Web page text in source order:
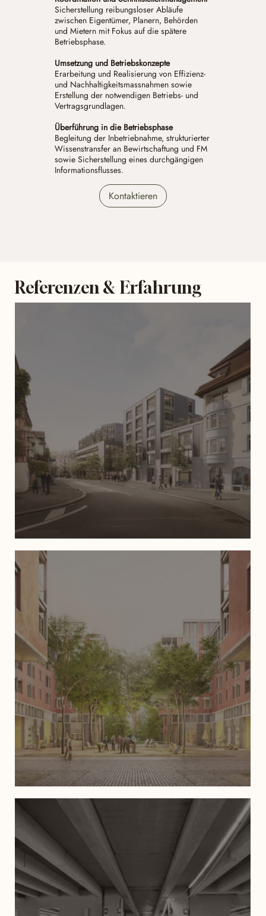
Sicherstellung reibungsloser Abläufe
zwischen Eigentümer, Planern, Behörden
und Mietern mit Fokus auf die spätere
Betriebsphase.
Umsetzung und Betriebskonzepte
Erarbeitung und Realisierung von Effizienz-
und Nachhaltigkeitsmassnahmen sowie
Erstellung der notwendigen Betriebs- und
Vertragsgrundlagen.
Überführung in die Betriebsphase
Begleitung der Inbetriebnahme, strukturierter
Wissenstransfer an Bewirtschaftung und FM
sowie Sicherstellung eines durchgängigen
Informationsflusses.
Kontaktieren
Referenzen & Erfahrung
Park Neumünster, Zürich
Neubau- & Sanierungsprojekt in Zürich